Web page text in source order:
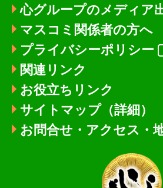
心グループのメディア
マスコミ関係者の方へ
プライバシーポリシー
関連リンク
お役立ちリンク
サイトマップ（詳細）
お問合せ・アクセス・